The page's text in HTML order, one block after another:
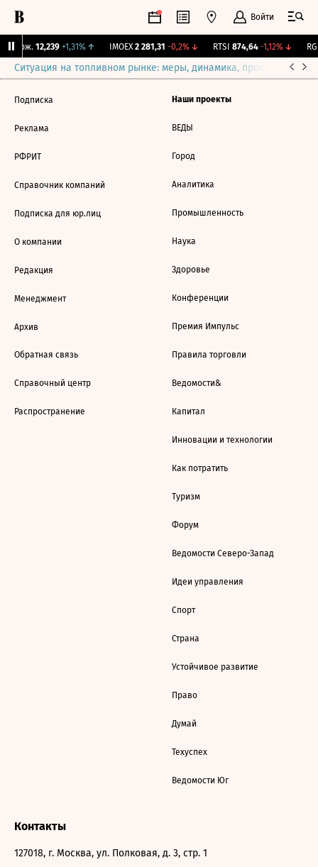
Войти
Бирж. 12,239 +1,31%↑ IMOEX 2 281,31 -0,2%↓ RTSI 874,64 -1,12%↓
Ситуация на топливном рынке: меры, динамика, прогнозы
Подписка
Реклама
РФРИТ
Справочник компаний
Подписка для юр.лиц
О компании
Редакция
Менеджмент
Архив
Обратная связь
Справочный центр
Распространение
Наши проекты
ВЕДЫ
Город
Аналитика
Промышленность
Наука
Здоровье
Конференции
Премия Импульс
Правила торговли
Ведомости&
Капитал
Инновации и технологии
Как потратить
Туризм
Форум
Ведомости Северо-Запад
Идеи управления
Спорт
Страна
Устойчивое развитие
Право
Думай
Техуспех
Ведомости Юг
Контакты
127018, г. Москва, ул. Полковая, д. 3, стр. 1